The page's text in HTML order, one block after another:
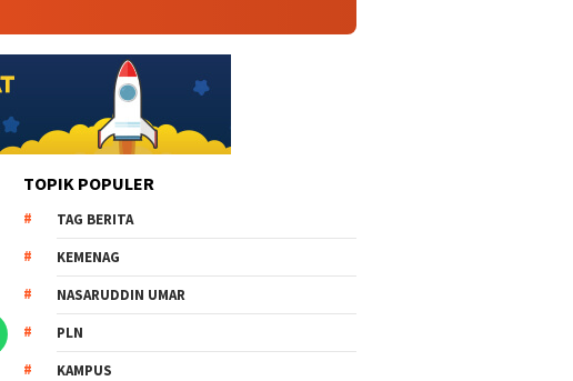
TOPIK POPULER
TAG BERITA
KEMENAG
NASARUDDIN UMAR
PLN
KAMPUS